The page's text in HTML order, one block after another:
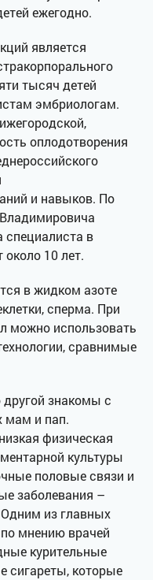
ежегодно.
является
тысяч детей
эмбриологам.
оплодотворения
и навыков. По
специалиста в
10 лет.
в жидком азоте
сперма. При
можно использовать
сравнимые
другой знакомы с
мам и пап.
физическая
культуры
половые связи и
заболевания –
из главных
мнению врачей
курительные
сигареты, которые